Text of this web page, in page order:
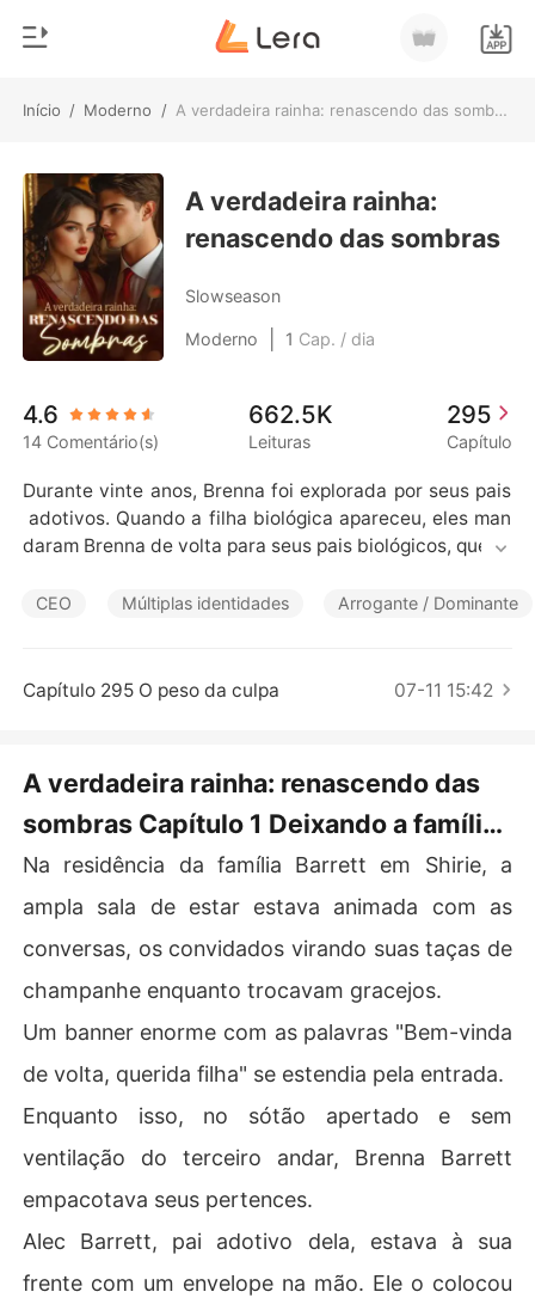
Início / Moderno / A verdadeira rainha: renascendo das sombras
0
Loja
Histórico
Sair
Baixar App
Gênero
Moderno
Lobisomem
Contos
Bilionários
Contos Curtos
A verdadeira rainha:
renascendo das sombras
Slowseason
Moderno 1 Cap. / dia
4.6
14 Comentário(s)
662.5K
Leituras
295
Capítulo
Durante vinte anos, Brenna foi explorada por seus pais
adotivos. Quando a filha biológica apareceu, eles man
daram Brenna de volta para seus pais biológicos, que er
aria. Enquanto todos esperavam o fracasso de Brenna,
Será que havia um fim para as identidades que ela man
Arrependido, o ex-noivo apareceu, confessando seu am
CEO Múltiplas identidades Arrogante / Dominante
Capítulo 295 O peso da culpa 07-11 15:42
A verdadeira rainha: renascendo das
sombras Capítulo 1 Deixando a família
Barrett
Na residência da família Barrett em Shirie, a
ampla sala de estar estava animada com as
conversas, os convidados virando suas taças de
champanhe enquanto trocavam gracejos.
Um banner enorme com as palavras "Bem-vinda
de volta, querida filha" se estendia pela entrada.
Enquanto isso, no sótão apertado e sem
ventilação do terceiro andar, Brenna Barrett
empacotava seus pertences.
Alec Barrett, pai adotivo dela, estava à sua
frente com um envelope na mão. Ele o colocou